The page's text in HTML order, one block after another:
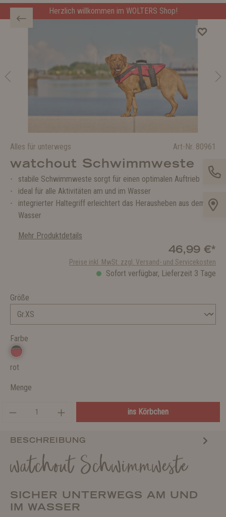
Herzlich willkommen im WOLTERS Shop!
Alles für unterwegs Art-Nr. 80961
watchout Schwimmweste
stabile Schwimmweste sorgt für einen optimalen Auftrieb
ideal für alle Aktivitäten am und im Wasser
integrierter Haltegriff erleichtert das Herausheben aus dem
Wasser
Mehr Produktdetails
46,99 €*
Preise inkl. MwSt. zzgl. Versand- und Servicekosten
Sofort verfügbar, Lieferzeit 3 Tage
Größe
Farbe
rot
Menge
ins Körbchen
BESCHREIBUNG
watchout Schwimmweste
SICHER UNTERWEGS AM UND
IM WASSER